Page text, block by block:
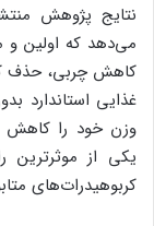
نتایج پژوهش
می‌دهد که اولین
کاهش چربی، حذف
غذایی استاندارد
وزن خود را کاهش
یکی از
کربوهیدرات‌های